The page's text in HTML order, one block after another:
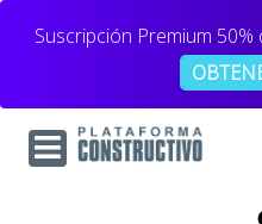
Suscripción Premium